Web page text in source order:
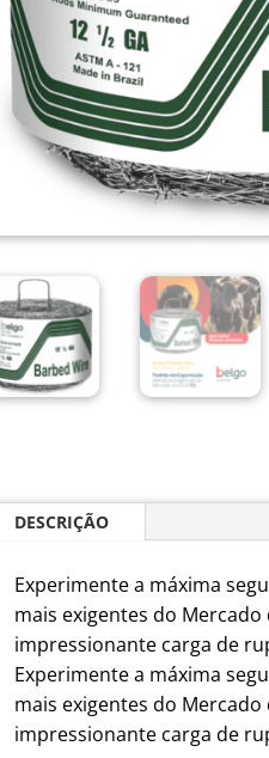
DESCRIÇÃO
Experimente a máxima
mais exigentes do
impressionante carga de
Experimente a máxima
mais exigentes do
impressionante carga de